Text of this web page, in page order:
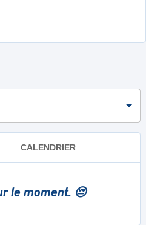
CALENDRIER
le moment. 😔